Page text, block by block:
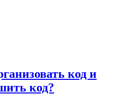
код и
код?